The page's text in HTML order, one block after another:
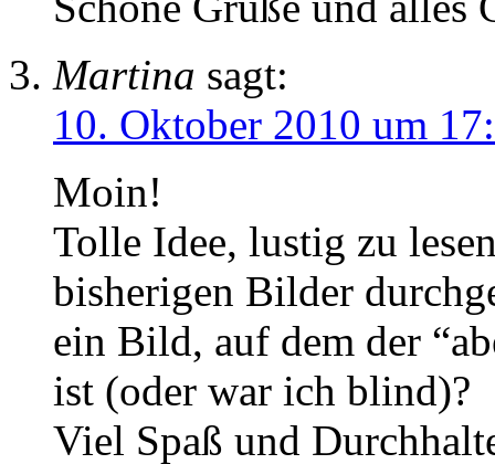
Martina sagt:
10. Oktober 2010 um
Moin!
Tolle Idee, lustig zu
bisherigen Bilder
ein Bild, auf dem der
ist (oder war ich blind)?
Viel Spaß und